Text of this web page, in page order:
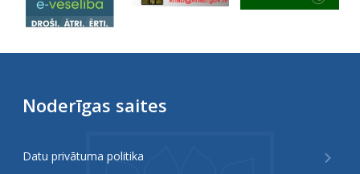
Noderīgas saites
Datu privātuma politika